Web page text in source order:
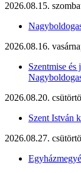
2026.08.15.
2026.08.16.
Szentmise és
2026.08.20.
Szent István
2026.08.27.